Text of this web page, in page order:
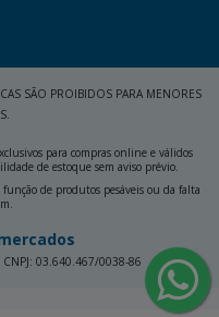
SÃO PROIBIDOS PARA MENORES
para compras online e válidos
de estoque sem aviso prévio.
de produtos pesáveis ou da falta
CNPJ: 03.640.467/0038-86